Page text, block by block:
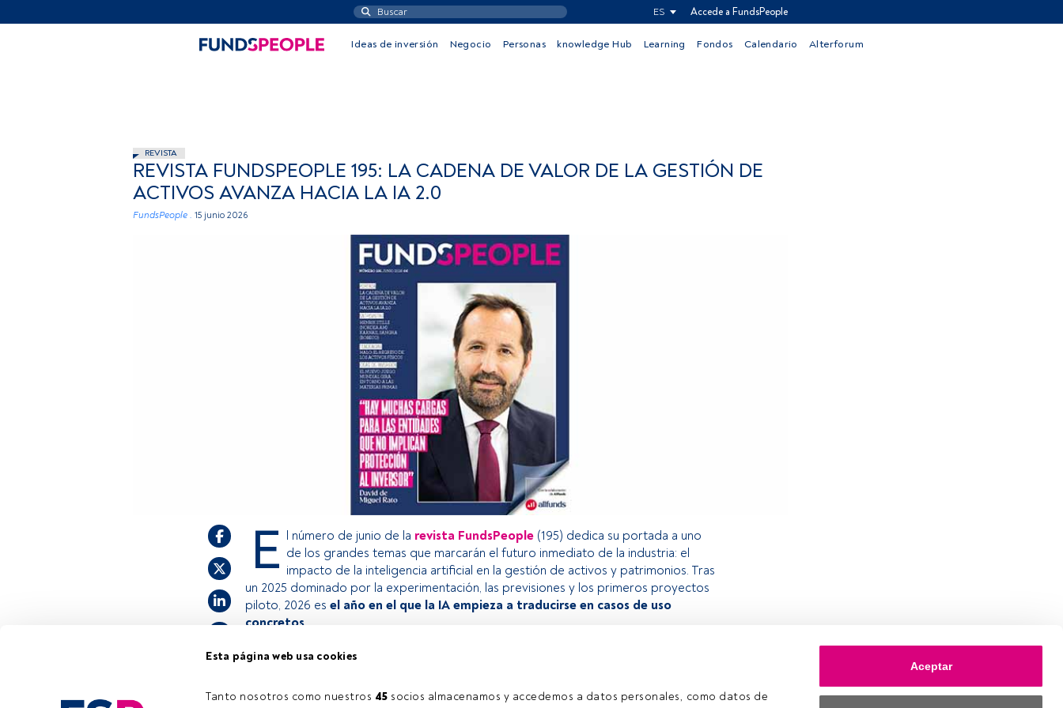
Esta página web usa cookies
Tanto nosotros como nuestros 45 socios almacenamos y accedemos a datos personales, como datos de
Aceptar
ES Accede a FundsPeople
Ideas de inversión Negocio Personas knowledge Hub Learning Fondos Calendario Alterforum
REVISTA
REVISTA FUNDSPEOPLE 195: LA CADENA DE VALOR DE LA GESTIÓN DE
ACTIVOS AVANZA HACIA LA IA 2.0
FundsPeople . 15 junio 2026
E l número de junio de la revista FundsPeople (195) dedica su portada a uno
de los grandes temas que marcarán el futuro inmediato de la industria: el
impacto de la inteligencia artificial en la gestión de activos y patrimonios. Tras
un 2025 dominado por la experimentación, las previsiones y los primeros proyectos
piloto, 2026 es el año en el que la IA empieza a traducirse en casos de uso
concretos
estás registrado, accede desde el botón Login. Si aún no tienes cuenta, te